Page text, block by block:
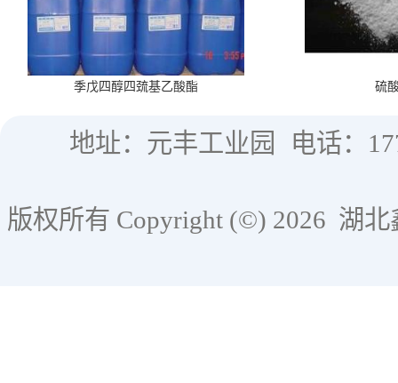
季戊四醇四巯基乙酸酯 硫
地址：元丰工业园 电话：
版权所有 Copyright (©) 2026 湖北